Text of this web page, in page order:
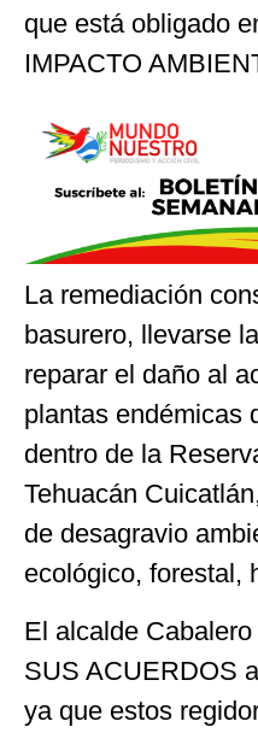
que está obligado
IMPACTO
La remediación
basurero, llevarse
reparar el daño al
plantas endémicas
dentro de la
Tehuacán
de desagravio
ecológico, forestal,
El alcalde
SUS ACUERDOS
ya que estos